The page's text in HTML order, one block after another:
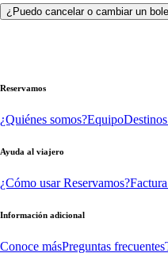
¿Puedo cancelar o cambiar un
Reservamos
¿Quiénes somos?Equipo
Ayuda al viajero
¿Cómo usar Reservamos?
Información adicional
Conoce másPreguntas frecuentes